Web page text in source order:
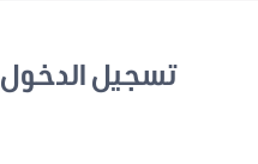
تسجيل الدخول